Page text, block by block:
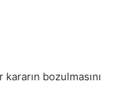
bozulmasını